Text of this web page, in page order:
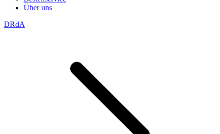
Über uns
DRdA